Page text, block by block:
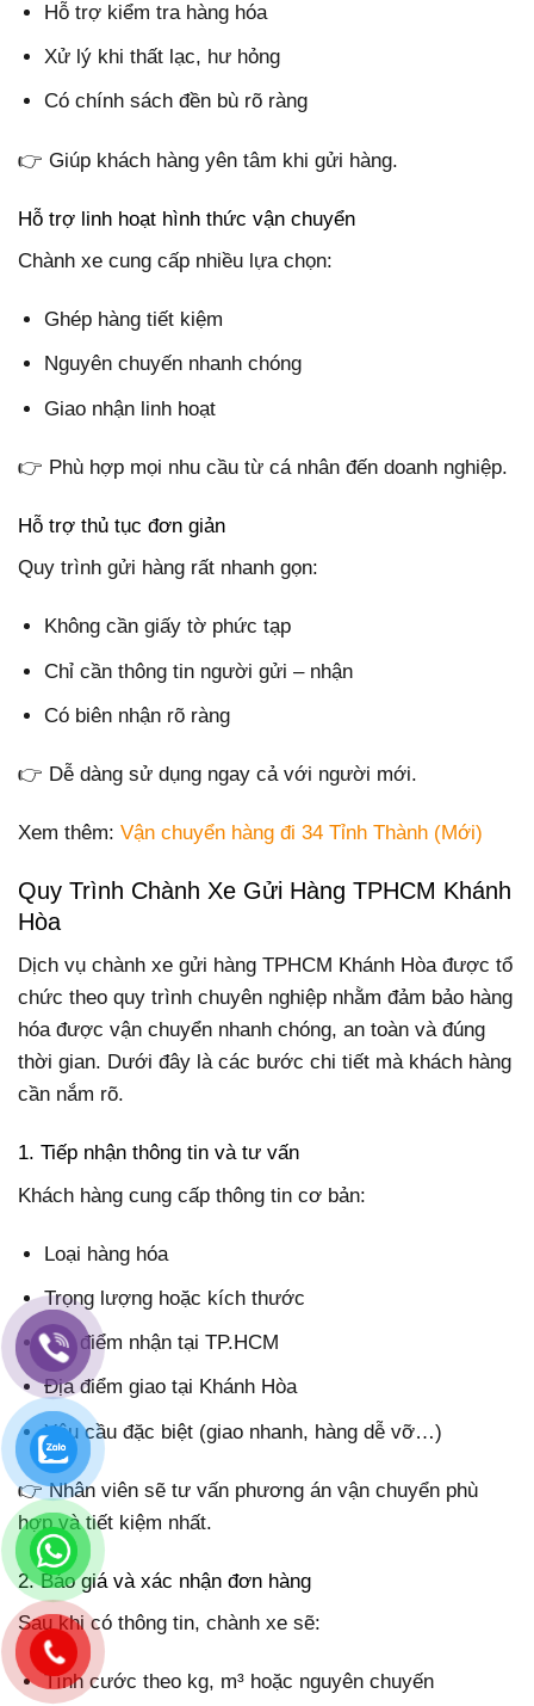
Hỗ trợ kiểm tra hàng hóa
Xử lý khi thất lạc, hư hỏng
Có chính sách đền bù rõ ràng
👉 Giúp khách hàng yên tâm khi gửi hàng.
Hỗ trợ linh hoạt hình thức vận chuyển
Chành xe cung cấp nhiều lựa chọn:
Ghép hàng tiết kiệm
Nguyên chuyến nhanh chóng
Giao nhận linh hoạt
👉 Phù hợp mọi nhu cầu từ cá nhân đến doanh nghiệp.
Hỗ trợ thủ tục đơn giản
Quy trình gửi hàng rất nhanh gọn:
Không cần giấy tờ phức tạp
Chỉ cần thông tin người gửi – nhận
Có biên nhận rõ ràng
👉 Dễ dàng sử dụng ngay cả với người mới.
Xem thêm: Vận chuyển hàng đi 34 Tỉnh Thành (Mới)
Quy Trình Chành Xe Gửi Hàng TPHCM Khánh
Hòa
Dịch vụ chành xe gửi hàng TPHCM Khánh Hòa được tổ
chức theo quy trình chuyên nghiệp nhằm đảm bảo hàng
hóa được vận chuyển nhanh chóng, an toàn và đúng
thời gian. Dưới đây là các bước chi tiết mà khách hàng
cần nắm rõ.
1. Tiếp nhận thông tin và tư vấn
Khách hàng cung cấp thông tin cơ bản:
Loại hàng hóa
Trọng lượng hoặc kích thước
Địa điểm nhận tại TP.HCM
Địa điểm giao tại Khánh Hòa
Yêu cầu đặc biệt (giao nhanh, hàng dễ vỡ…)
👉 Nhân viên sẽ tư vấn phương án vận chuyển phù
hợp và tiết kiệm nhất.
2. Báo giá và xác nhận đơn hàng
Sau khi có thông tin, chành xe sẽ:
Tính cước theo kg, m³ hoặc nguyên chuyến